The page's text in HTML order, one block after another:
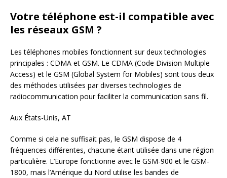
Votre téléphone est-il compatible avec
les réseaux GSM ?
Les téléphones mobiles fonctionnent sur deux technologies
principales : CDMA et GSM. Le CDMA (Code Division Multiple
Access) et le GSM (Global System for Mobiles) sont tous deux
des méthodes utilisées par diverses technologies de
radiocommunication pour faciliter la communication sans fil.
Aux États-Unis, AT
Comme si cela ne suffisait pas, le GSM dispose de 4
fréquences différentes, chacune étant utilisée dans une région
particulière. L’Europe fonctionne avec le GSM-900 et le GSM-
1800, mais l’Amérique du Nord utilise les bandes de